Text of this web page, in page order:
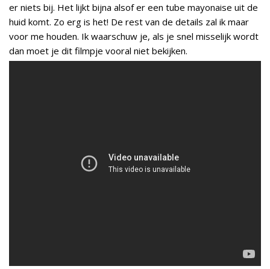
er niets bij. Het lijkt bijna alsof er een tube mayonaise uit de
huid komt. Zo erg is het! De rest van de details zal ik maar
voor me houden. Ik waarschuw je, als je snel misselijk wordt
dan moet je dit filmpje vooral niet bekijken.